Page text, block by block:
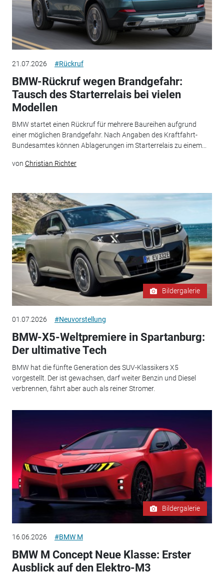
21.07.2026 #Rückruf
BMW-Rückruf wegen Brandgefahr:
Tausch des Starterrelais bei vielen
Modellen
BMW startet einen Rückruf für mehrere Baureihen aufgrund
einer möglichen Brandgefahr. Nach Angaben des Kraftfahrt-
Bundesamtes können Ablagerungen im Starterrelais zu einem...
von Christian Richter
Bildergalerie
01.07.2026 #Neuvorstellung
BMW-X5-Weltpremiere in Spartanburg:
Der ultimative Tech
BMW hat die fünfte Generation des SUV-Klassikers X5
vorgestellt. Der ist gewachsen, darf weiter Benzin und Diesel
verbrennen, fährt aber auch als reiner Stromer.
Bildergalerie
16.06.2026 #BMW M
BMW M Concept Neue Klasse: Erster
Ausblick auf den Elektro-M3